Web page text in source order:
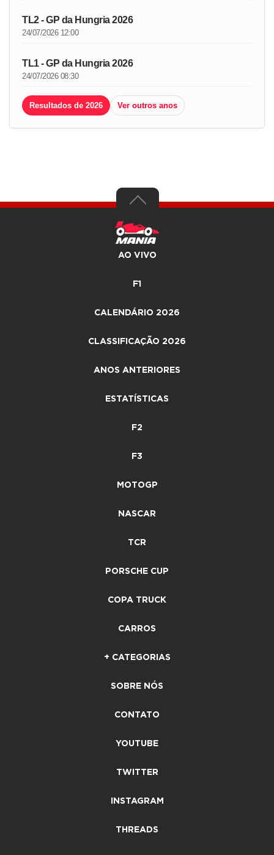
TL2 - GP da Hungria 2026
24/07/2026 12:00
TL1 - GP da Hungria 2026
24/07/2026 08:30
Resultados de 2026 Ver outros anos
AO VIVO
F1
CALENDÁRIO 2026
CLASSIFICAÇÃO 2026
ANOS ANTERIORES
ESTATÍSTICAS
F2
F3
MOTOGP
NASCAR
TCR
PORSCHE CUP
COPA TRUCK
CARROS
+ CATEGORIAS
SOBRE NÓS
CONTATO
YOUTUBE
TWITTER
INSTAGRAM
THREADS